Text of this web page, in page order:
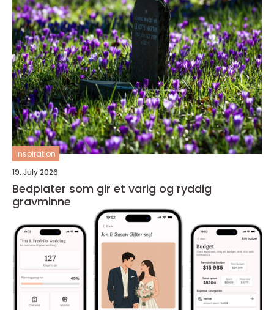
inspiration
19. July 2026
Bedplater som gir et varig og ryddig
gravminne